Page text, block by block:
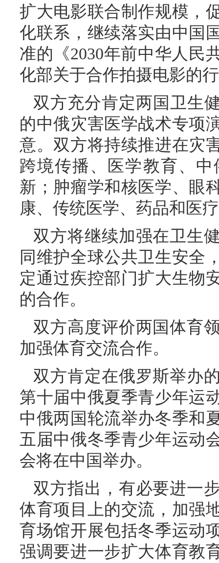
扩大电影联合制作规模，
化联系，继续落实由中国
准的《2030年前中华人民
化部关于合作拍摄电影的
双方充分肯定两国卫生
的中俄灾害医学战术专项
意。双方将持续推进在灾
跨境传播、医学教育、
新；肿瘤学和核医学、眼
康、传统医学、药品和医
双方将继续加强在卫生
同维护全球公共卫生安全
定通过疾控部门扩大生物
的合作。
双方高度评价两国体育
加强体育交流合作。
双方肯定在俄罗斯举办
第十届中俄夏季青少年运
中俄两国轮流举办冬季和
五届中俄冬季青少年运动
会将在中国举办。
双方指出，有必要进一
体育项目上的交流，加强
育场馆开展包括冬季运动
强调要进一步扩大体育教